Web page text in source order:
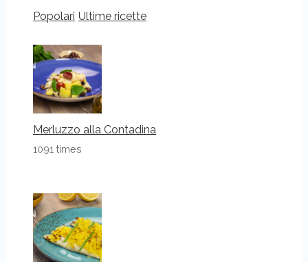
Popolari Ultime ricette
Merluzzo alla Contadina
1091 times